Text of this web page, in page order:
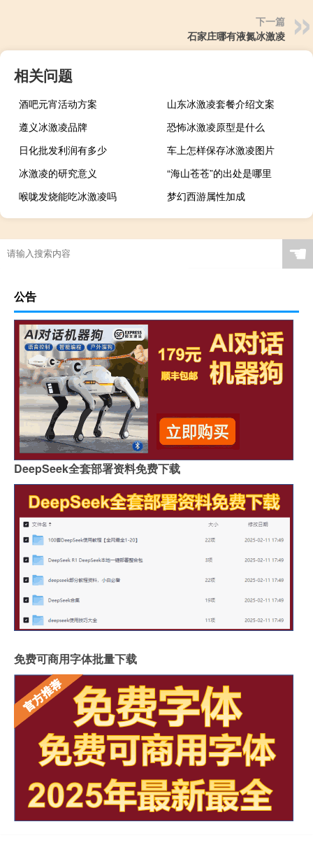
下一篇
石家庄哪有液氮冰激凌
相关问题
酒吧元宵活动方案
山东冰激凌套餐介绍文案
遵义冰激凌品牌
恐怖冰激凌原型是什么
日化批发利润有多少
车上怎样保存冰激凌图片
冰激凌的研究意义
“海山苍苍”的出处是哪里
喉咙发烧能吃冰激凌吗
梦幻西游属性加成
☚
公告
DeepSeek全套部署资料免费下载
免费可商用字体批量下载